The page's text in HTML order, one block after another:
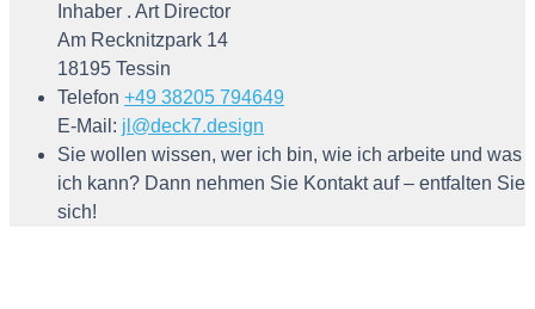
Inhaber . Art Director
Am Recknitzpark 14
18195 Tessin
Telefon +49 38205 794649
E-Mail: jl@deck7.design
Sie wollen wissen, wer ich bin, wie ich arbeite und was
ich kann? Dann nehmen Sie Kontakt auf – entfalten Sie
sich!